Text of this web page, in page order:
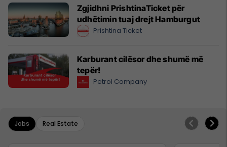
Zgjidhni PrishtinaTicket për
udhëtimin tuaj drejt Hamburgut
Prishtina Ticket
Karburant cilësor dhe shumë më
tepër!
Petrol Company
Jobs Real Estate